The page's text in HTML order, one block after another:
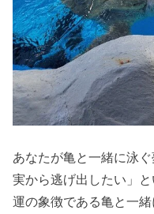
あなたが亀と一緒に泳
実から逃げ出したい」
運の象徴である亀と一